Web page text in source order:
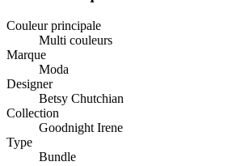
Couleur principale
Multi couleurs
Marque
Moda
Designer
Betsy Chutchian
Collection
Goodnight Irene
Type
Bundle